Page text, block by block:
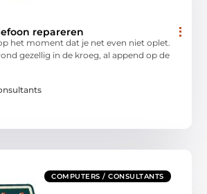
repareren
het moment dat je net even niet oplet.
gezellig in de kroeg, al append op de
COMPUTERS / CONSULTANTS